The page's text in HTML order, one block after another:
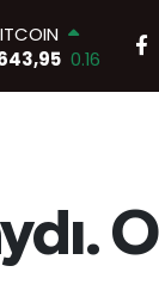
0.16
0.2
ALTIN
0.12